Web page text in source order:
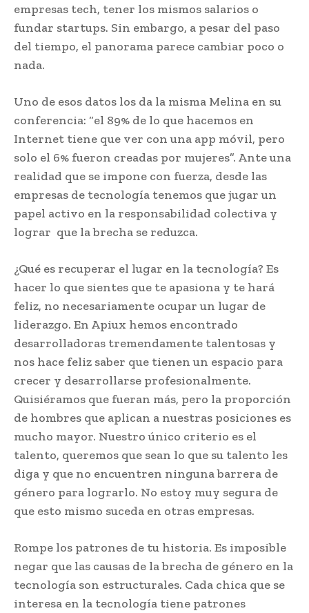
empresas tech, tener los mismos salarios o
fundar startups. Sin embargo, a pesar del paso
del tiempo, el panorama parece cambiar poco o
nada.
Uno de esos datos los da la misma Melina en su
conferencia: “el 89% de lo que hacemos en
Internet tiene que ver con una app móvil, pero
solo el 6% fueron creadas por mujeres”. Ante una
realidad que se impone con fuerza, desde las
empresas de tecnología tenemos que jugar un
papel activo en la responsabilidad colectiva y
lograr que la brecha se reduzca.
¿Qué es recuperar el lugar en la tecnología? Es
hacer lo que sientes que te apasiona y te hará
feliz, no necesariamente ocupar un lugar de
liderazgo. En Apiux hemos encontrado
desarrolladoras tremendamente talentosas y
nos hace feliz saber que tienen un espacio para
crecer y desarrollarse profesionalmente.
Quisiéramos que fueran más, pero la proporción
de hombres que aplican a nuestras posiciones es
mucho mayor. Nuestro único criterio es el
talento, queremos que sean lo que su talento les
diga y que no encuentren ninguna barrera de
género para lograrlo. No estoy muy segura de
que esto mismo suceda en otras empresas.
Rompe los patrones de tu historia. Es imposible
negar que las causas de la brecha de género en la
tecnología son estructurales. Cada chica que se
interesa en la tecnología tiene patrones